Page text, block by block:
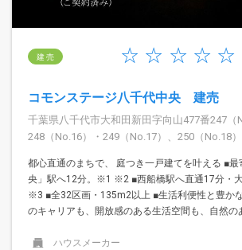
建 売
コモンステージ八千代中央 建売
千葉県八千代市大和田新田字向山477番247（
248（No.16）・249（No.17）、250（No.18）
都心直通のまちで、 庭つき一戸建てを叶える ■最
央」駅へ12分。※1 ※2 ■西船橋駅へ直通17分・
※3 ■全32区画・135m2以上 ■生活利便性と豊か
のキャリアも、開放感のある生活空間も、自然の
ハウスメーカー